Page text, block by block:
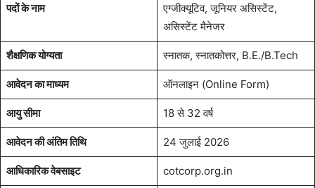
पदों के नाम
एग्जीक्यूटिव, जूनियर असिस्टेंट,
असिस्टेंट मैनेजर
शैक्षणिक योग्यता स्नातक, स्नातकोत्तर, B.E./B.Tech
आवेदन का माध्यम ऑनलाइन (Online Form)
आयु सीमा 18 से 32 वर्ष
आवेदन की अंतिम तिथि 24 जुलाई 2026
आधिकारिक वेबसाइट cotcorp.org.in